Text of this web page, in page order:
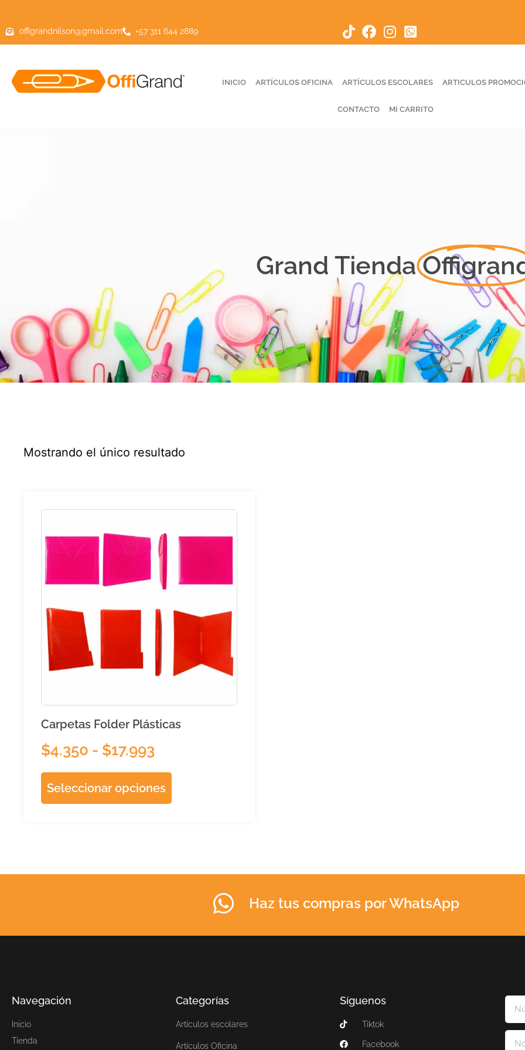
offigrandnilson@gmail.com +57 311 644 2889
INICIO ARTÍCULOS OFICINA ARTÍCULOS ESCOLARES ARTICULOS
CONTACTO MI CARRITO
Grand Tienda
Mostrando el único resultado
Carpetas Folder Plásticas
$4.350 - $17.993
Seleccionar opciones
Haz tus compras por WhatsApp
Navegación
Inicio
Tienda
Categorías
Artículos escolares
Artículos Oficina
Síguenos
Tiktok
Facebook